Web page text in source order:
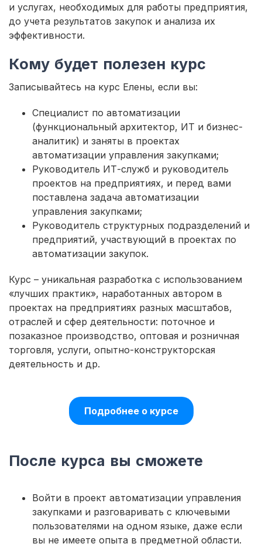
и услугах, необходимых для работы предприятия,
до учета результатов закупок и анализа их
эффективности.
Кому будет полезен курс
Записывайтесь на курс Елены, если вы:
Специалист по автоматизации
(функциональный архитектор, ИТ и бизнес-
аналитик) и заняты в проектах
автоматизации управления закупками;
Руководитель ИТ-служб и руководитель
проектов на предприятиях, и перед вами
поставлена задача автоматизации
управления закупками;
Руководитель структурных подразделений и
предприятий, участвующий в проектах по
автоматизации закупок.
Курс – уникальная разработка с использованием
«лучших практик», наработанных автором в
проектах на предприятиях разных масштабов,
отраслей и сфер деятельности: поточное и
позаказное производство, оптовая и розничная
торговля, услуги, опытно-конструкторская
деятельность и др.
Подробнее о курсе
После курса вы сможете
Войти в проект автоматизации управления
закупками и разговаривать с ключевыми
пользователями на одном языке, даже если
вы не имеете опыта в предметной области.